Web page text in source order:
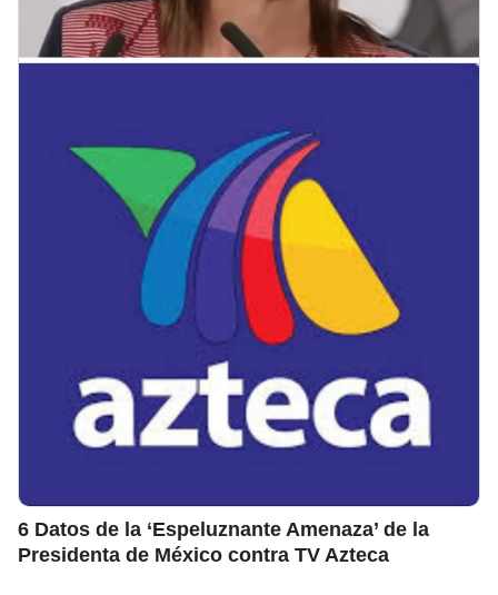
6 Datos de la ‘Espeluznante Amenaza’ de la
Presidenta de México contra TV Azteca